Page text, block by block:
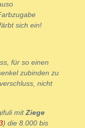
sich ein!
für so einen
zubinden zu
nicht
mitZiege
) die 8.000 bis